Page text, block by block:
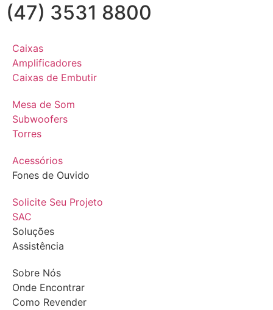
(47) 3531 8800
Caixas
Amplificadores
Caixas de Embutir
Mesa de Som
Subwoofers
Torres
Acessórios
Fones de Ouvido
Solicite Seu Projeto
SAC
Soluções
Assistência
Sobre Nós
Onde Encontrar
Como Revender